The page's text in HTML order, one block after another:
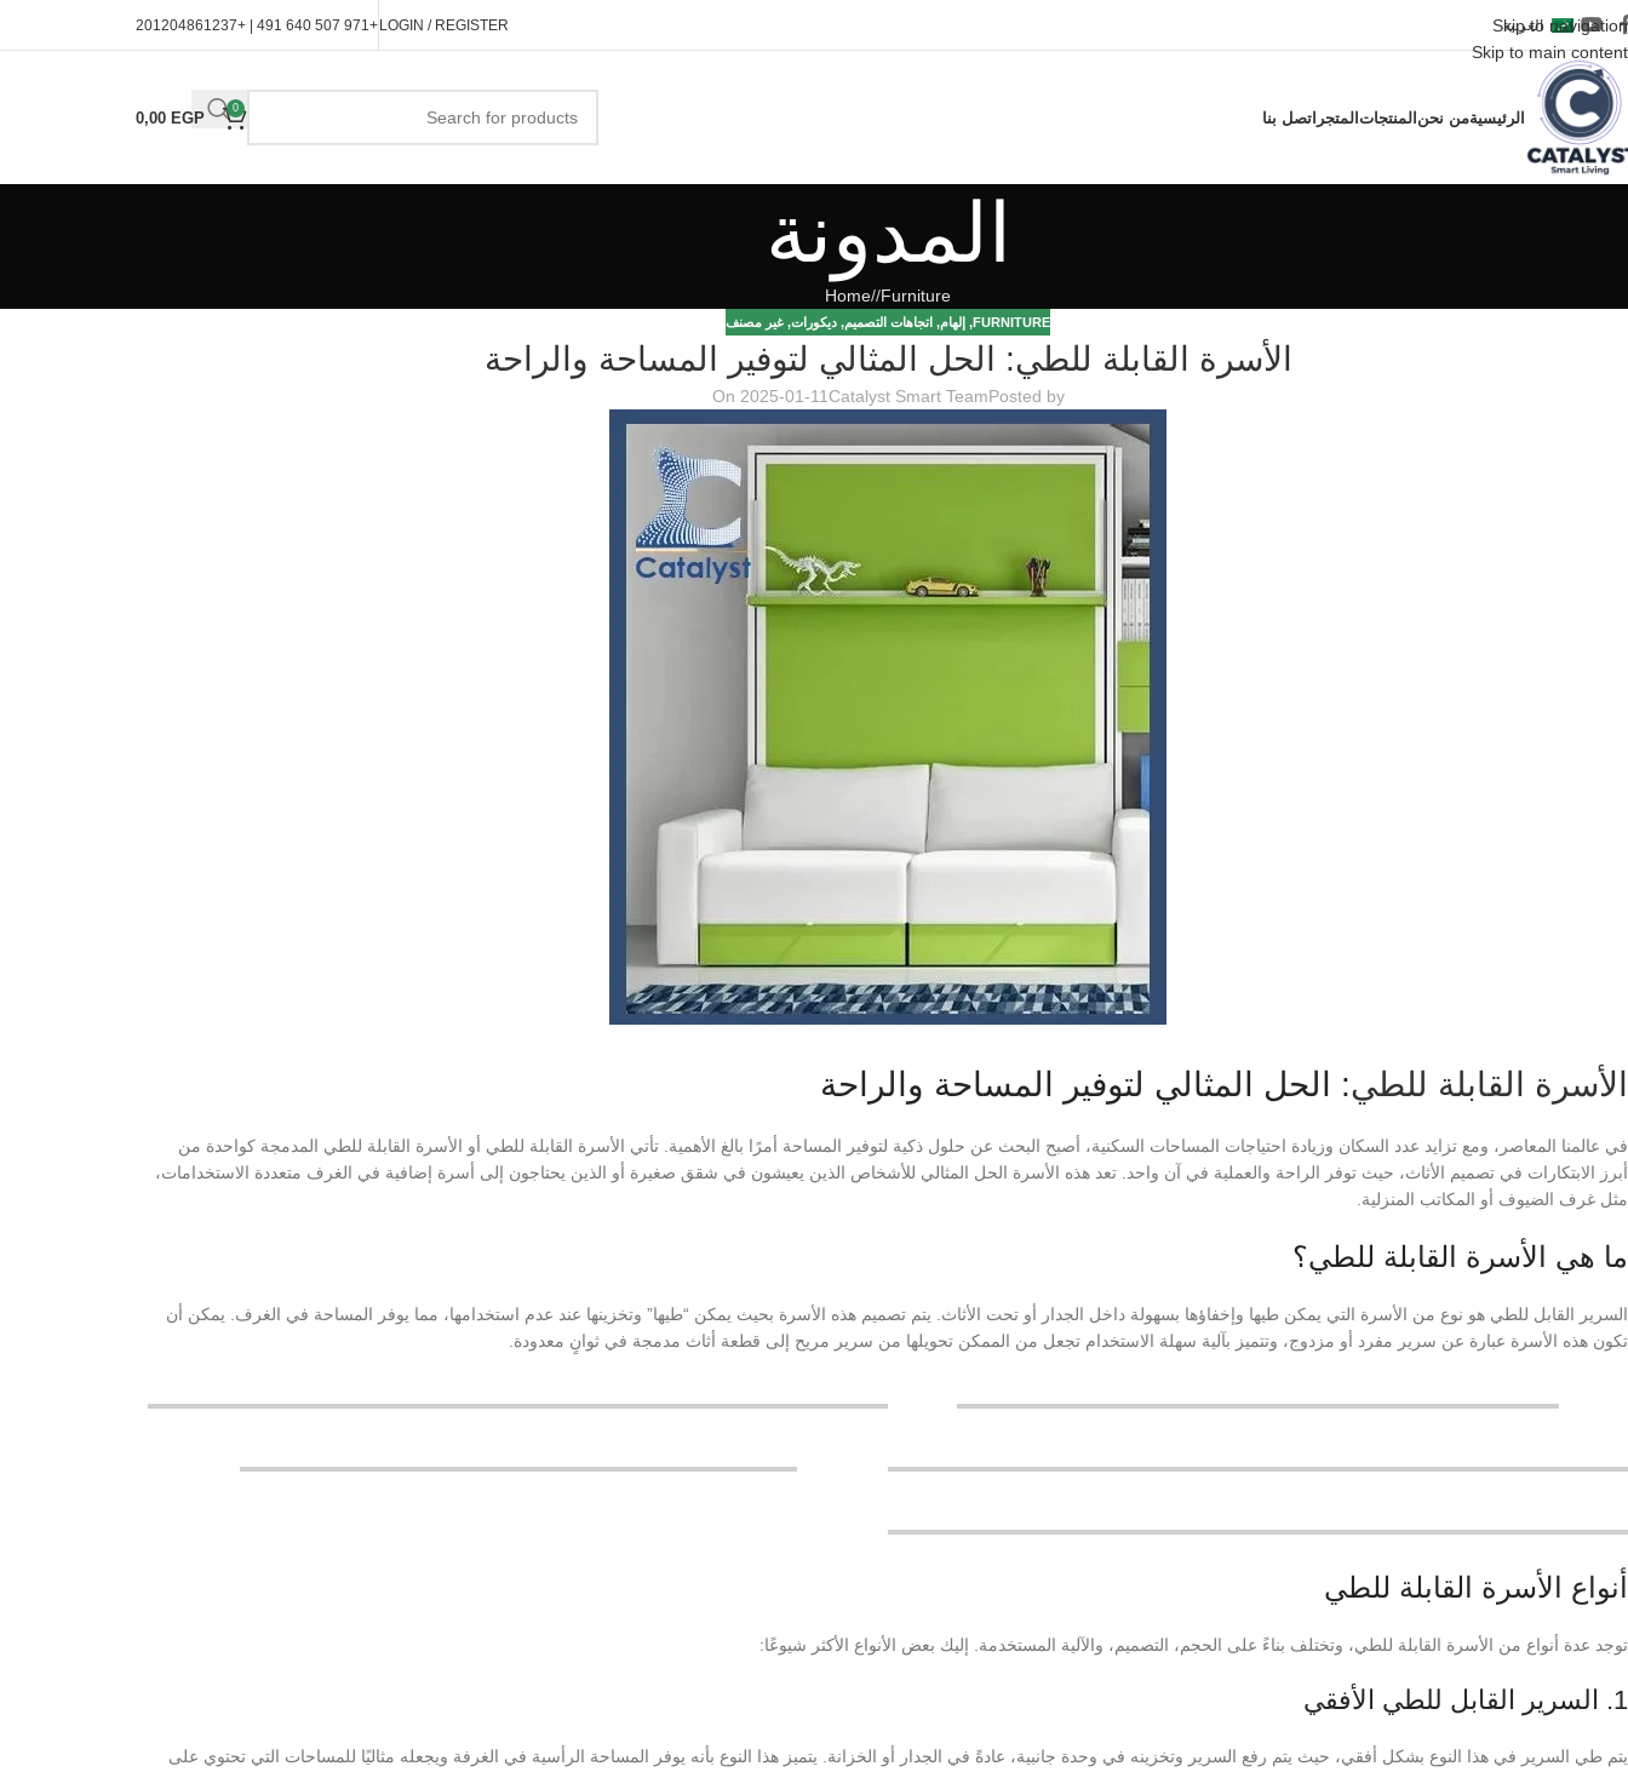
Skip to navigation
Skip to main content
العربية LOGIN / REGISTER
+971 507 640 491
| +201204861237
الرئيسيةمن نحنالمنتجاتالمتجر اتصل بنا
0
0,00EGP
المدونة
Home/ Furniture
FURNITURE
, إلهام, اتجاهات التصميم, ديكورات, غير مصنف
الأسرة القابلة للطي: الحل المثالي لتوفير المساحة والراحة
Posted by
Catalyst Smart Team
On 2025-01-11
الأسرة القابلة للطي: الحل المثالي لتوفير المساحة والراحة
في عالمنا المعاصر، ومع تزايد عدد السكان وزيادة احتياجات المساحات السكنية، أصبح البحث عن حلول ذكية لتوفير المساحة أمرًا بالغ الأهمية. تأتي الأسرة القابلة للطي أو الأسرة القابلة للطي المدمجة كواحدة من
أبرز الابتكارات في تصميم الأثاث، حيث توفر الراحة والعملية في آن واحد. تعد هذه الأسرة الحل المثالي للأشخاص الذين يعيشون في شقق صغيرة أو الذين يحتاجون إلى أسرة إضافية في الغرف متعددة الاستخدامات،
مثل غرف الضيوف أو المكاتب المنزلية.
ما هي الأسرة القابلة للطي؟
السرير القابل للطي هو نوع من الأسرة التي يمكن طيها وإخفاؤها بسهولة داخل الجدار أو تحت الأثاث. يتم تصميم هذه الأسرة بحيث يمكن “طيها” وتخزينها عند عدم استخدامها، مما يوفر المساحة في الغرف. يمكن أن
تكون هذه الأسرة عبارة عن سرير مفرد أو مزدوج، وتتميز بآلية سهلة الاستخدام تجعل من الممكن تحويلها من سرير مريح إلى قطعة أثاث مدمجة في ثوانٍ معدودة.
أنواع الأسرة القابلة للطي
توجد عدة أنواع من الأسرة القابلة للطي، وتختلف بناءً على الحجم، التصميم، والآلية المستخدمة. إليك بعض الأنواع الأكثر شيوعًا:
1. السرير القابل للطي الأفقي
يتم طي السرير في هذا النوع بشكل أفقي، حيث يتم رفع السرير وتخزينه في وحدة جانبية، عادةً في الجدار أو الخزانة. يتميز هذا النوع بأنه يوفر المساحة الرأسية في الغرفة ويجعله مثاليًا للمساحات التي تحتوي على